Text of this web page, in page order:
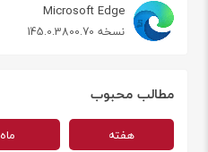
Microsoft Edge
نسخه 145.0.3800.70
مطالب محبوب
هفته ماه